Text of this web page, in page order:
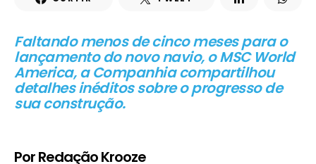
Faltando menos de cinco meses para o
lançamento do novo navio, o MSC World
America, a Companhia compartilhou
detalhes inéditos sobre o progresso de
sua construção.
Por Redação Krooze